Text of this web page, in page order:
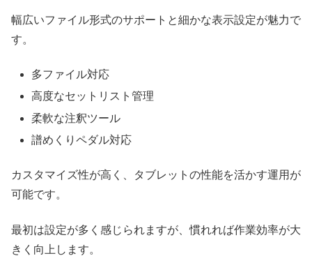
幅広いファイル形式のサポートと細かな表示設定が魅力で
す。
多ファイル対応
高度なセットリスト管理
柔軟な注釈ツール
譜めくりペダル対応
カスタマイズ性が高く、タブレットの性能を活かす運用が
可能です。
最初は設定が多く感じられますが、慣れれば作業効率が大
きく向上します。